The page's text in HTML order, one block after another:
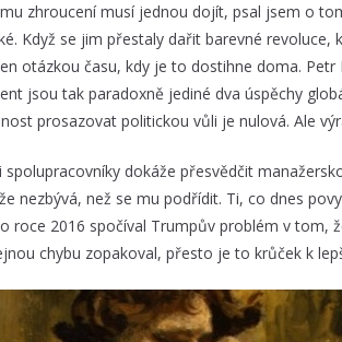
zhroucení musí jednou dojít, psal jsem o
Když se jim přestaly dařit barevné revoluce,
otázkou času, kdy je to dostihne doma. Petr
jsou tak paradoxně jediné dva úspěchy
prosazovat politickou vůli je nulová. Ale
dokáže přesvědčit
nezbývá, než se mu podřídit. Ti, co dnes
roce 2016 spočíval Trumpův problém v tom,
chybu zopakoval, přesto je to krůček k